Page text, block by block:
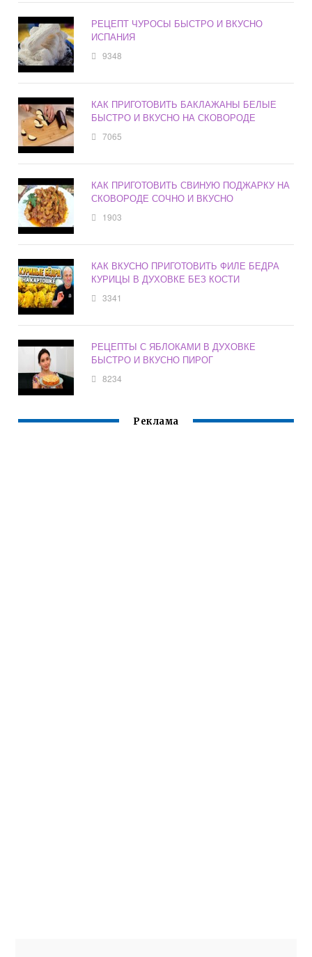
РЕЦЕПТ ЧУРОСЫ БЫСТРО И ВКУСНО
ИСПАНИЯ
9348
КАК ПРИГОТОВИТЬ БАКЛАЖАНЫ БЕЛЫЕ
БЫСТРО И ВКУСНО НА СКОВОРОДЕ
7065
КАК ПРИГОТОВИТЬ СВИНУЮ ПОДЖАРКУ НА
СКОВОРОДЕ СОЧНО И ВКУСНО
1903
КАК ВКУСНО ПРИГОТОВИТЬ ФИЛЕ БЕДРА
КУРИЦЫ В ДУХОВКЕ БЕЗ КОСТИ
3341
РЕЦЕПТЫ С ЯБЛОКАМИ В ДУХОВКЕ
БЫСТРО И ВКУСНО ПИРОГ
8234
Реклама